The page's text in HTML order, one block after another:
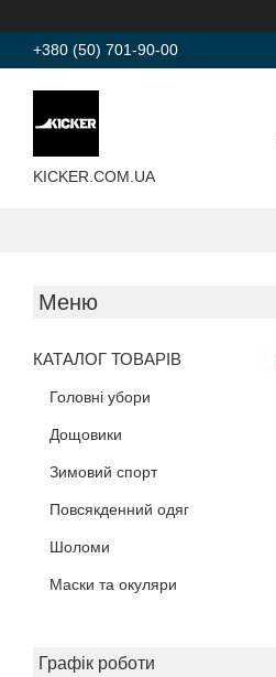
+380 (50) 701-90-00
KICKER.COM.UA
КАТАЛОГ ТОВАРІВ
Головні убори
Дощовики
Зимовий спорт
Повсякденний одяг
Шоломи
Маски та окуляри
Графік роботи